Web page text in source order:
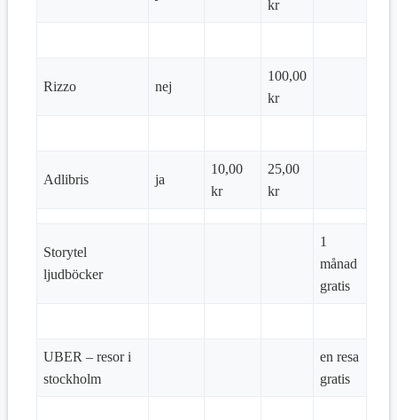
kr
Rizzo nej
100,00
kr
Adlibris ja
10,00
kr
25,00
kr
Storytel
ljudböcker
1
månad
gratis
UBER – resor i
stockholm
en resa
gratis